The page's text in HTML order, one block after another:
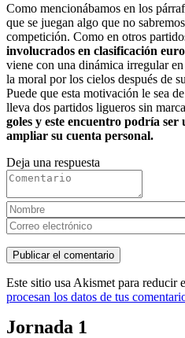
Como mencionábamos en los
que se juegan algo que no
competición. Como en otros
involucrados en clasificación
viene con una dinámica irregular
la moral por los cielos después de
Puede que esta motivación le sea
lleva dos partidos ligueros sin
goles y este encuentro podría
ampliar su cuenta personal.
Deja una respuesta
Este sitio usa Akismet para reducir
procesan los datos de tus
Jornada 1